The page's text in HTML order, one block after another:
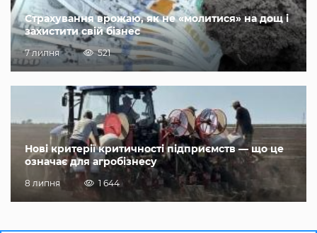
Страхування врожаю, як не «молитися» на дощ і
захистити свій бізнес
7 липня 521
Нові критерії критичності підприємств — що це
означає для агробізнесу
8 липня 1 644